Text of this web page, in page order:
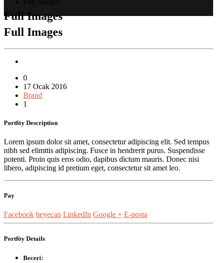
Full Images
Full Images
0
17 Ocak 2016
Brand
1
Portföy Description
Lorem ipsum dolor sit amet, consectetur adipiscing elit. Sed tempus
nibh sed elimttis adipiscing. Fusce in hendrerit purus. Suspendisse
potenti. Proin quis eros odio, dapibus dictum mauris. Donec nisi
libero, adipiscing id pretium eget, consectetur sit amet leo.
Pay
Facebook heyecan LinkedIn Google + E-posta
Portföy Details
Beceri: